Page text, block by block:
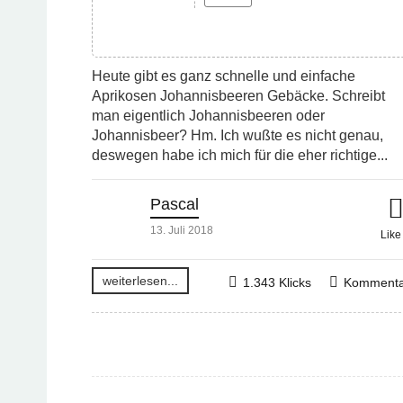
Heute gibt es ganz schnelle und einfache
Aprikosen Johannisbeeren Gebäcke. Schreibt
man eigentlich Johannisbeeren oder
Johannisbeer? Hm. Ich wußte es nicht genau,
deswegen habe ich mich für die eher richtige...
Pascal
13. Juli 2018 Like
weiterlesen... 1.343 Klicks